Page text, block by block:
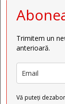
Trimitem un
anterioară.
Vă puteți